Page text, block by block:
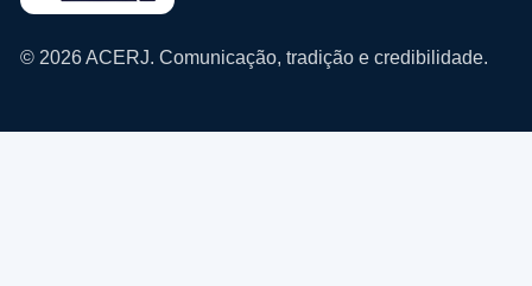
© 2026 ACERJ. Comunicação, tradição e credibilidade.